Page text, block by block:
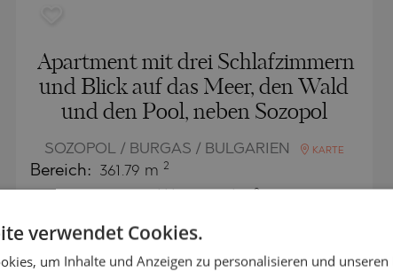
Apartment mit drei Schlafzimmern
und Blick auf das Meer, den Wald
und den Pool, neben Sozopol
SOZOPOL / BURGAS / BULGARIEN KARTE
Bereich: 361.79 m 2
2
verwendet Cookies.
um Inhalte und Anzeigen zu personalisieren und